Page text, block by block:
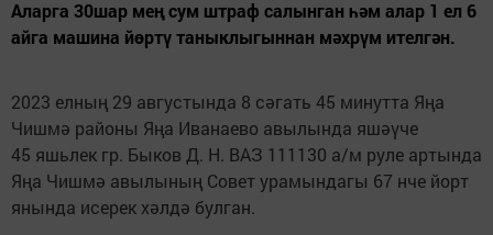
Аларга 30шар мең сум штраф салынган һәм алар 1 ел 6
айга машина йөртү таныклыгыннан мәхрүм ителгән.
2023 елның 29 августында 8 сәгать 45 минутта Яңа
Чишмә районы Яңа Иванаево авылында яшәүче
45 яшьлек гр. Быков Д. Н. ВАЗ 111130 а/м руле артында
Яңа Чишмә авылының Совет урамындагы 67 нче йорт
янында исерек хәлдә булган.